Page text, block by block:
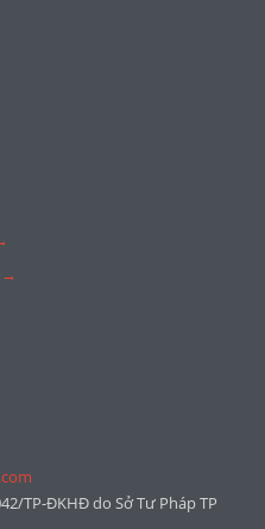
→
TP-ĐKHĐ do Sở Tư Pháp TP